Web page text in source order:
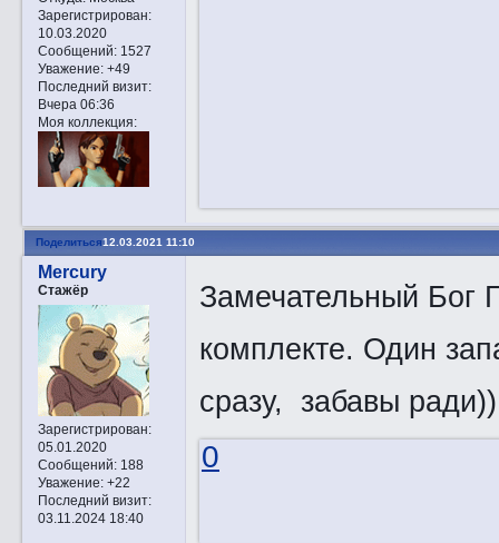
Зарегистрирован:
10.03.2020
Сообщений:1527
Уважение: +49
Последний визит:
Вчера 06:36
Моя коллекция:
Поделиться12.03.2021 11:10
Mercury
Стажёр
Зарегистрирован:
05.01.2020
Сообщений:188
Уважение: +22
Последний визит:
03.11.2024 18:40
Замечательный Бог
комплекте. Один
сразу, забавы ради))
0